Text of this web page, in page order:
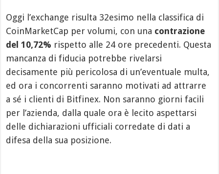
Oggi l’exchange risulta 32esimo nella classifica di
CoinMarketCap per volumi, con una contrazione
del 10,72% rispetto alle 24 ore precedenti. Questa
mancanza di fiducia potrebbe rivelarsi
decisamente più pericolosa di un’eventuale multa,
ed ora i concorrenti saranno motivati ad attrarre
a sé i clienti di Bitfinex. Non saranno giorni facili
per l’azienda, dalla quale ora è lecito aspettarsi
delle dichiarazioni ufficiali corredate di dati a
difesa della sua posizione.